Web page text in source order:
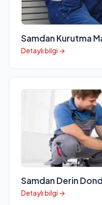
Samdan Kurutma
Detaylı bilgi →
Samdan Derin
Detaylı bilgi →